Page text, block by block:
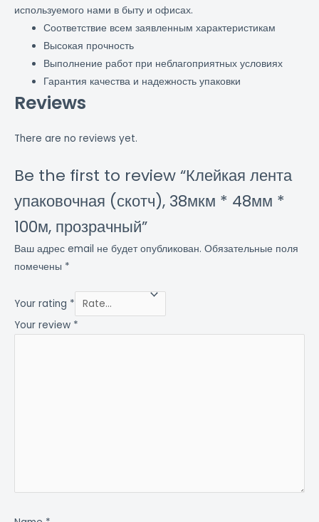
используемого нами в быту и офисах.
Соответствие всем заявленным характеристикам
Высокая прочность
Выполнение работ при неблагоприятных условиях
Гарантия качества и надежность упаковки
Reviews
There are no reviews yet.
Be the first to review “Клейкая лента
упаковочная (скотч), 38мкм * 48мм *
100м, прозрачный”
Ваш адрес email не будет опубликован. Обязательные поля
помечены *
Your rating *
Your review *